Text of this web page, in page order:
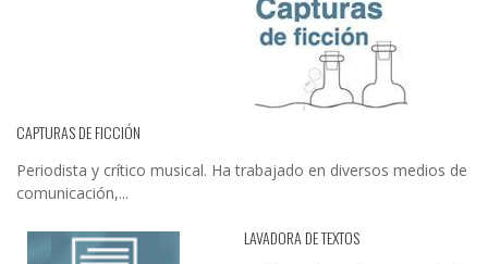
CAPTURAS DE FICCIÓN
Periodista y crítico musical. Ha trabajado en diversos medios de
comunicación,...
LAVADORA DE TEXTOS